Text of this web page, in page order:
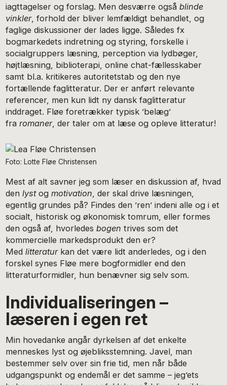
iagttagelser og forslag. Men desværre ogsåblinde
vinkler, forhold der bliver lemfældigt behandlet, og
faglige diskussioner der lades ligge. Således fx
bogmarkedets indretning og styring, forskelle i
socialgruppers læsning, perception via lydbøger,
højtlæsning, biblioterapi, online chat-fællesskaber
samt bl.a. kritikeres autoritetstab og den nye
fortællende faglitteratur. Der er anført relevante
referencer, men kun lidt ny dansk faglitteratur
inddraget. Fløe foretrækker typisk ’belæg’
fraromaner, der taler om at læse og opleve litteratur!
Foto: Lotte Fløe Christensen
Mest af alt savner jeg som læser en diskussion af, hvad
denlystog motivation, der skal drive læsningen,
egentlig grundes på? Findes den ’ren’ indeni alle og i et
socialt, historisk og økonomisk tomrum, eller formes
den også af, hvorledesbogen trives som det
kommercielle markedsprodukt den er?
Medlitteraturkan det være lidt anderledes, og i den
forskel synes Fløe mere bogformidler end den
litteraturformidler, hun benævner sig selv som.
Individualiseringen –
læseren i egen ret
Min hovedanke angår dyrkelsen af det enkelte
menneskes lyst og øjebliksstemning. Javel, man
bestemmer selv over sin frie tid, men når både
udgangspunkt og endemål er det samme – jeg’ets